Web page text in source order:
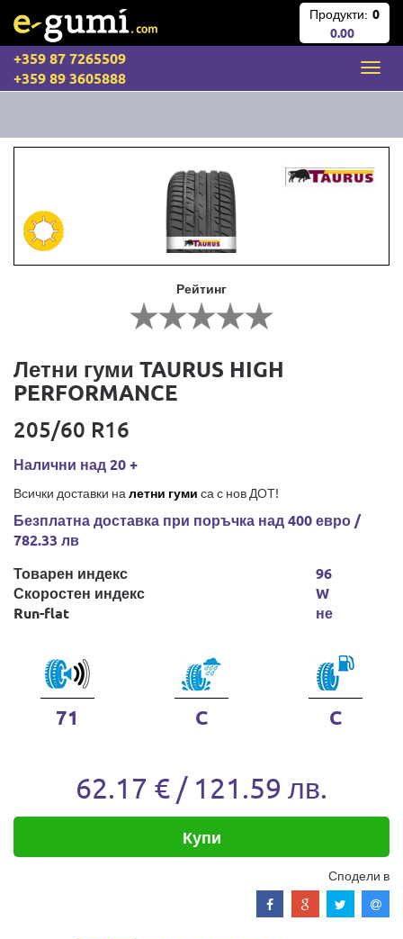
Продукти: 0
0.00
+359 87 7265509
+359 89 3605888
Рейтинг
Летни гуми TAURUS HIGH
PERFORMANCE
205/60 R16
Налични над 20 +
Всички доставки на летни гуми са с нов ДОТ!
Безплатна доставка при поръчка над 400 евро /
782.33 лв
Товарен индекс
Скоростен индекс
Run-flat
96
W
не
71 C C
62.17 € / 121.59 лв.
Купи
Сподели в